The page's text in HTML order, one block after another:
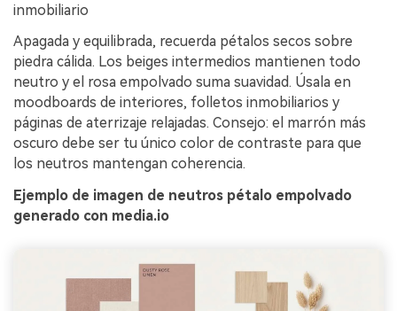
inmobiliario
Apagada y equilibrada, recuerda pétalos secos sobre
piedra cálida. Los beiges intermedios mantienen todo
neutro y el rosa empolvado suma suavidad. Úsala en
moodboards de interiores, folletos inmobiliarios y
páginas de aterrizaje relajadas. Consejo: el marrón más
oscuro debe ser tu único color de contraste para que
los neutros mantengan coherencia.
Ejemplo de imagen de neutros pétalo empolvado
generado con media.io